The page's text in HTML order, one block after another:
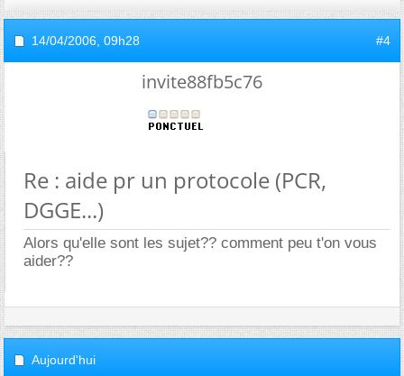
14/04/2006, 09h28 #4
invite88fb5c76
Re : aide pr un protocole (PCR,
DGGE...)
Alors qu'elle sont les sujet?? comment peu t'on vous
aider??
Aujourd'hui